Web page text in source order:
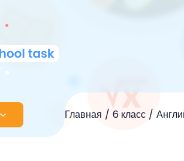
Главная 6 класс